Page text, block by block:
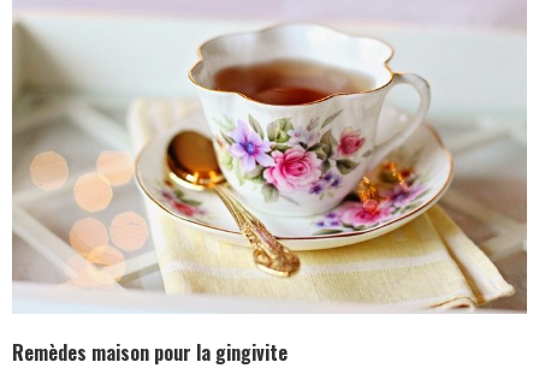
Remèdes maison pour la gingivite